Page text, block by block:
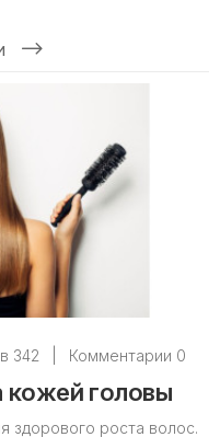
Обесцвеченные
Блондинкам
342 Комментарии 0
кожей головы
здорового роста волос.